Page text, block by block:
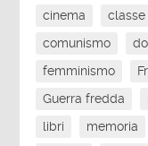
cinema
classe
comunismo
femminismo
Guerra fredda
libri
memoria